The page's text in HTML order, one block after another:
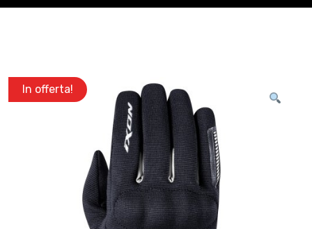
In offerta!